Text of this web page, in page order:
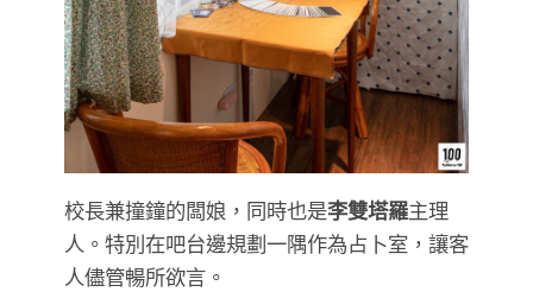
校長兼撞鐘的闆娘，同時也是李雙塔羅主理
人。特別在吧台邊規劃一隅作為占卜室，讓客
人儘管暢所欲言。